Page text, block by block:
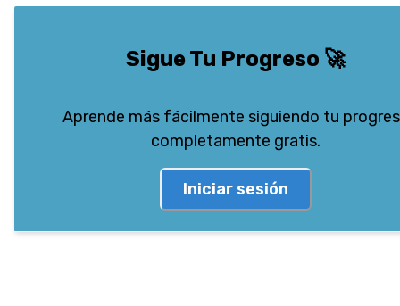
Sigue Tu Progreso 🚀
Aprende más fácilmente siguiendo tu
completamente gratis.
Iniciar sesión